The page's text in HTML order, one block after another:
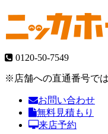
0120-50-7549
※店舗への直通番号で
お問い合わせ
無料見積もり
来店予約